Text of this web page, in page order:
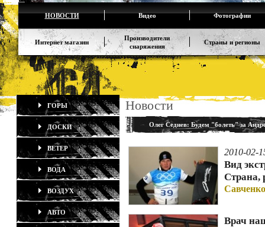
НОВОСТИ Видео Фотографии
Интернет магазин
Производители
снаряжения
Страны и регионы
ГОРЫ
ДОСКИ
ВЕТЕР
ВОДА
ВОЗДУХ
АВТО
Новости
Олег Седнев: Будем "болеть" за
2010-02-
Вид
Страна,
Врач